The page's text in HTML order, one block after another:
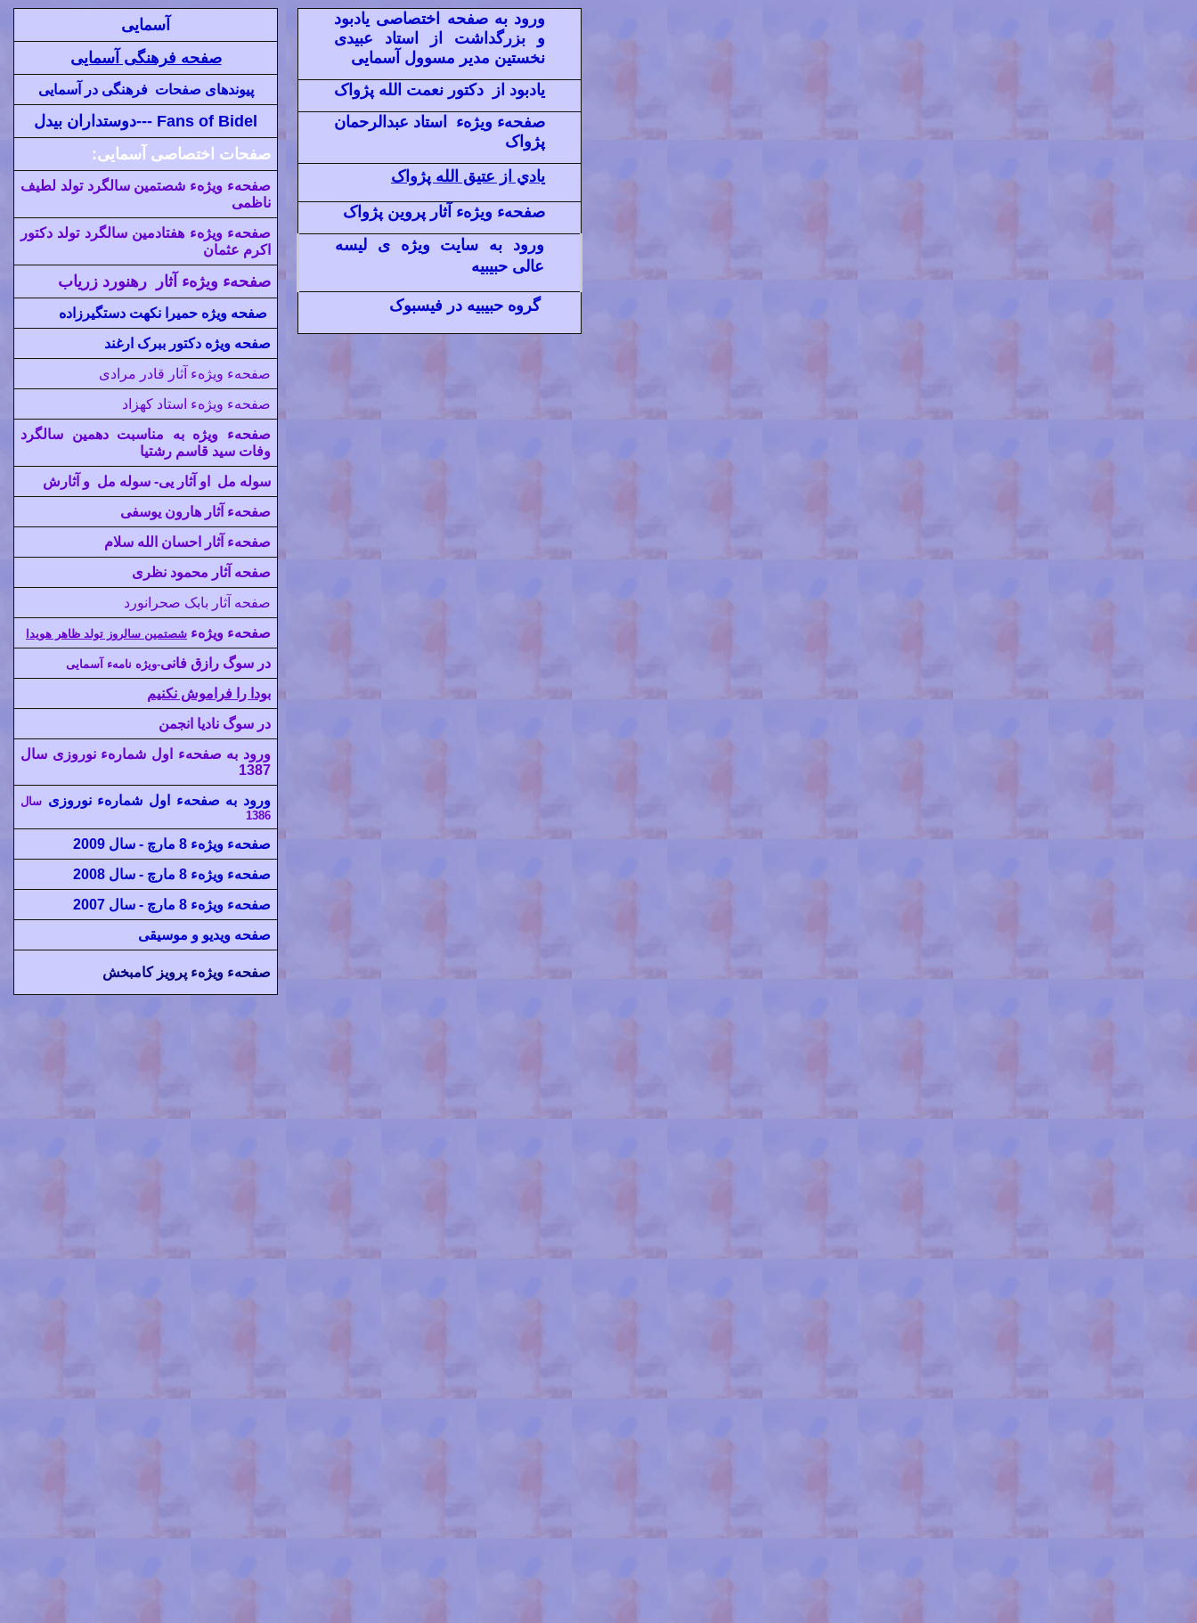
آسمایی
صفحه فرهنگی آسمایی
پيوندهای صفحات فرهنگی در آسمایی
Fans of Bidel ---دوستداران بیدل
صفحات اختصاصی آسمایی:
صفحهء ویژهء شصتمین سالگرد تولد لطیف
ناظمی
صفحهء ويژهء هفتادمين سالگرد تولد دکتور
اکرم عثمان
صفحهء ويژهء آثار رهنورد زرياب
صفحه ویژه حمیرا نکهت دستگیرزاده
صفحه ویژه دکتور ببرک ارغند
صفحهء ویژهء آثار قادر مرادی
صفحهء ویژهء استاد کهزاد
صفحهء ویژه به مناسبت دهمین سالگرد
وفات سید قاسم رشتیا
سوله مل
و آثار یی- سوله مل و آثارش
صفحهء آثار هارون یوسفی
صفحهء آثار احسان الله سلام
صفحه آثار محمود نظری
صفحه آثار بابک صحرانورد
صفحهء ویژهء شصتمين سالروز تولد ظاهر هويدا
در سوگ رازق فانی-ويژه نامهء آسمايی
بودا را فراموش نکنیم
در سوگ ناديا انجمن
ورود به صفحهء اول شمارهء نوروزی سال
1387
ورود به صفحهء اول شمارهء نوروزی سال
1386
صفحهء ویژهء 8 مارچ -
سال 2009
صفحهء ویژهء 8 مارچ - سال
2008
صفحهء ویژهء 8 مارچ - سال 2007
صفحه ویدیو و موسیقی
صفحهء ویژهء پرویز کامبخش
ورود به صفحه اختصاصی یادبود
و بزرگداشت از استاد عبیدی
نخستین مدیر مسوول آسمایی
یادبود از دکتور نعمت الله پژواک
صفحهء ویژهء استاد عبدالرحمان
پژواک
يادي از عتيق الله پژواک
صفحهء ويژهء آثار پروین پژواک
ورود به سایت ویژه
ی لیسه
عالی حبیبیه
گروه حبیبیه در فیسبوک